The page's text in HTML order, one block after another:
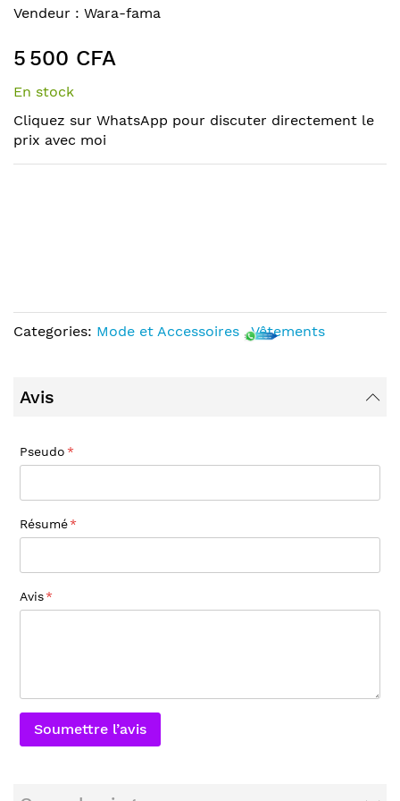
to
end
of
the
gallery
Skip
the
beginning
of
images
gallery
Vendeur : Wara-fama
5 500 CFA
En stock
Cliquez sur WhatsApp pour discuter directement le
prix avec moi
Categories: Mode et Accessoires ,Vêtements
Avis
Pseudo
Résumé
Avis
Soumettre l’avis